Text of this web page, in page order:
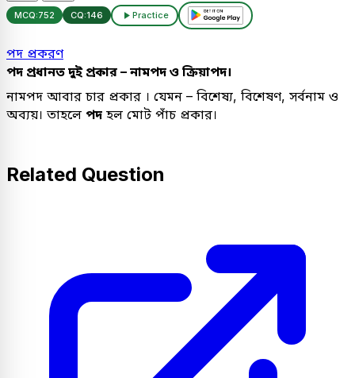
MCQ:752 CQ:146 Practice
পদ প্রকরণ
পদ প্রধানত দুই প্রকার – নামপদ ও ক্রিয়াপদ।
নামপদ আবার চার প্রকার । যেমন – বিশেষ্য, বিশেষণ, সর্বনাম ও
অব্যয়। তাহলে পদ হল মোট পাঁচ প্রকার।
Related Question